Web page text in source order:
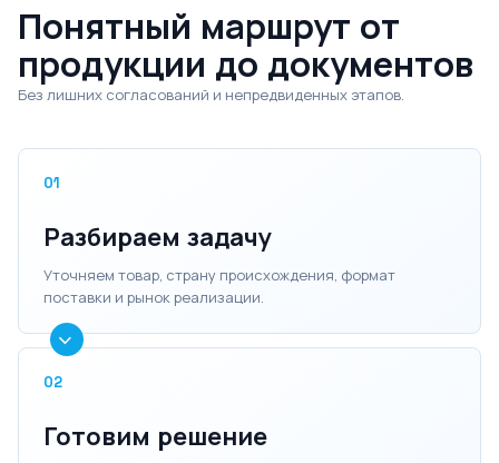
Понятный маршрут от
продукции до документов
Без лишних согласований и непредвиденных этапов.
01
Разбираем задачу
Уточняем товар, страну происхождения, формат
поставки и рынок реализации.
02
Готовим решение